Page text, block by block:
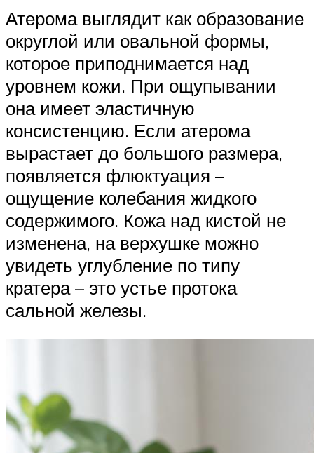
Атерома выглядит как образование
округлой или овальной формы,
которое приподнимается над
уровнем кожи. При ощупывании
она имеет эластичную
консистенцию. Если атерома
вырастает до большого размера,
появляется флюктуация –
ощущение колебания жидкого
содержимого. Кожа над кистой не
изменена, на верхушке можно
увидеть углубление по типу
кратера – это устье протока
сальной железы.